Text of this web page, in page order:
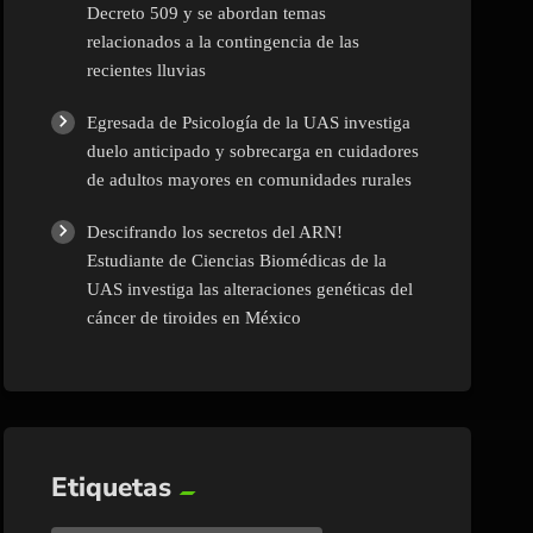
Decreto 509 y se abordan temas
relacionados a la contingencia de las
recientes lluvias
Egresada de Psicología de la UAS investiga
duelo anticipado y sobrecarga en cuidadores
de adultos mayores en comunidades rurales
Descifrando los secretos del ARN!
Estudiante de Ciencias Biomédicas de la
UAS investiga las alteraciones genéticas del
cáncer de tiroides en México
Etiquetas